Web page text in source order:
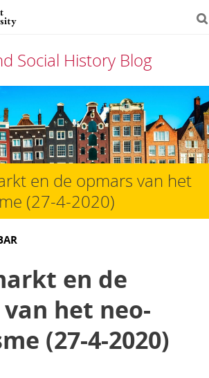
Social History Blog
en de opmars van het
(27-4-2020)
en de
het neo-
(27-4-2020)